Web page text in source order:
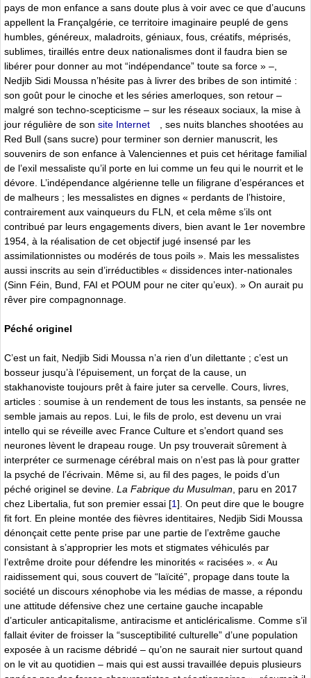
pays de mon enfance a sans doute plus à voir avec ce que d’aucuns
appellent la Françalgérie, ce territoire imaginaire peuplé de gens
humbles, généreux, maladroits, géniaux, fous, créatifs, méprisés,
sublimes, tiraillés entre deux nationalismes dont il faudra bien se
libérer pour donner au mot “indépendance” toute sa force » –,
Nedjib Sidi Moussa n’hésite pas à livrer des bribes de son intimité :
son goût pour le cinoche et les séries amerloques, son retour –
malgré son techno-scepticisme – sur les réseaux sociaux, la mise à
jour régulière de son site Internet
, ses nuits blanches shootées au
Red Bull (sans sucre) pour terminer son dernier manuscrit, les
souvenirs de son enfance à Valenciennes et puis cet héritage familial
de l’exil messaliste qu’il porte en lui comme un feu qui le nourrit et le
dévore. L’indépendance algérienne telle un filigrane d’espérances et
de malheurs ; les messalistes en dignes « perdants de l’histoire,
contrairement aux vainqueurs du FLN, et cela même s’ils ont
contribué par leurs engagements divers, bien avant le 1er novembre
1954, à la réalisation de cet objectif jugé insensé par les
assimilationnistes ou modérés de tous poils ». Mais les messalistes
aussi inscrits au sein d’irréductibles « dissidences inter-nationales
(Sinn Féin, Bund, FAI et POUM pour ne citer qu’eux). » On aurait pu
rêver pire compagnonnage.
Péché originel
C’est un fait, Nedjib Sidi Moussa n’a rien d’un dilettante ; c’est un
bosseur jusqu’à l’épuisement, un forçat de la cause, un
stakhanoviste toujours prêt à faire juter sa cervelle. Cours, livres,
articles : soumise à un rendement de tous les instants, sa pensée ne
semble jamais au repos. Lui, le fils de prolo, est devenu un vrai
intello qui se réveille avec France Culture et s’endort quand ses
neurones lèvent le drapeau rouge. Un psy trouverait sûrement à
interpréter ce surmenage cérébral mais on n’est pas là pour gratter
la psyché de l’écrivain. Même si, au fil des pages, le poids d’un
péché originel se devine. La Fabrique du Musulman, paru en 2017
chez Libertalia, fut son premier essai [1]. On peut dire que le bougre
fit fort. En pleine montée des fièvres identitaires, Nedjib Sidi Moussa
dénonçait cette pente prise par une partie de l’extrême gauche
consistant à s’approprier les mots et stigmates véhiculés par
l’extrême droite pour défendre les minorités « racisées ». « Au
raidissement qui, sous couvert de “laïcité”, propage dans toute la
société un discours xénophobe via les médias de masse, a répondu
une attitude défensive chez une certaine gauche incapable
d’articuler anticapitalisme, antiracisme et anticléricalisme. Comme s’il
fallait éviter de froisser la “susceptibilité culturelle” d’une population
exposée à un racisme débridé – qu’on ne saurait nier surtout quand
on le vit au quotidien – mais qui est aussi travaillée depuis plusieurs